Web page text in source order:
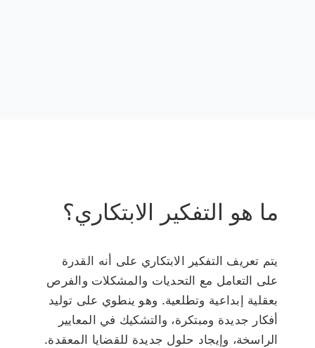
ما هو التفكير الابتكاري؟
يتم تعريف التفكير الابتكاري على أنه القدرة
على التعامل مع التحديات والمشكلات والفرص
بعقلية إبداعية وتطلعية. وهو ينطوي على توليد
أفكار جديدة ومبتكرة، والتشكيك في المعايير
الراسخة، وإيجاد حلول جديدة للقضايا المعقدة.